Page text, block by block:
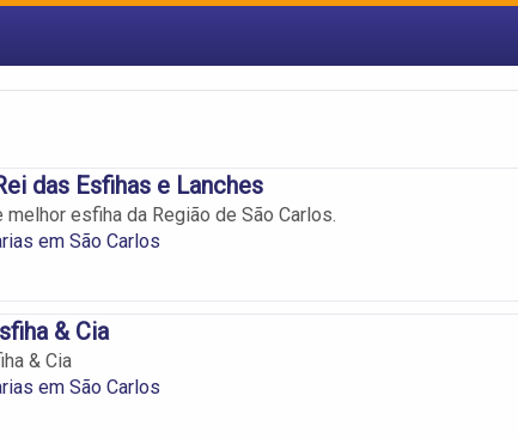
das Esfihas e Lanches
melhor esfiha da Região de São Carlos.
em São Carlos
& Cia
& Cia
em São Carlos